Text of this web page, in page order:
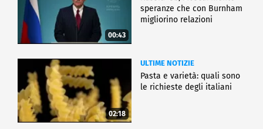
00:43
speranze che con Burnham
migliorino relazioni
02:18
ULTIME NOTIZIE
Pasta e varietà: quali sono
le richieste degli italiani